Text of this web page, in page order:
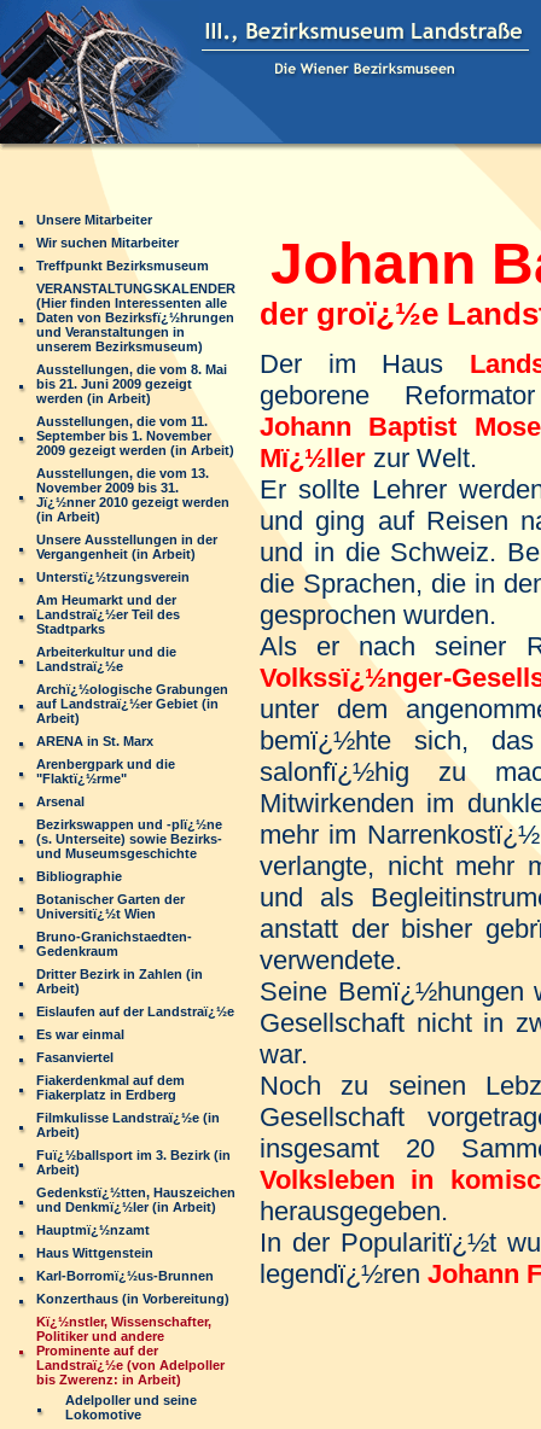
Unsere Mitarbeiter
Wir suchen Mitarbeiter
Treffpunkt Bezirksmuseum
VERANSTALTUNGSKALENDER
(Hier finden Interessenten alle
Daten von Bezirksfï¿½hrungen
und Veranstaltungen in
unserem Bezirksmuseum)
Ausstellungen, die vom 8. Mai
bis 21. Juni 2009 gezeigt
werden (in Arbeit)
Ausstellungen, die vom 11.
September bis 1. November
2009 gezeigt werden (in Arbeit)
Ausstellungen, die vom 13.
November 2009 bis 31.
Jï¿½nner 2010 gezeigt werden
(in Arbeit)
Unsere Ausstellungen in der
Vergangenheit (in Arbeit)
Unterstï¿½tzungsverein
Am Heumarkt und der
Landstraï¿½er Teil des
Stadtparks
Arbeiterkultur und die
Landstraï¿½e
Archï¿½ologische Grabungen
auf Landstraï¿½er Gebiet (in
Arbeit)
ARENA in St. Marx
Arenbergpark und die
"Flaktï¿½rme"
Arsenal
Bezirkswappen und -plï¿½ne
(s. Unterseite) sowie Bezirks-
und Museumsgeschichte
Bibliographie
Botanischer Garten der
Universitï¿½t Wien
Bruno-Granichstaedten-
Gedenkraum
Dritter Bezirk in Zahlen (in
Arbeit)
Eislaufen auf der Landstraï¿½e
Es war einmal
Fasanviertel
Fiakerdenkmal auf dem
Fiakerplatz in Erdberg
Filmkulisse Landstraï¿½e (in
Arbeit)
Fuï¿½ballsport im 3. Bezirk (in
Arbeit)
Gedenkstï¿½tten, Hauszeichen
und Denkmï¿½ler (in Arbeit)
Hauptmï¿½nzamt
Haus Wittgenstein
Karl-Borromï¿½us-Brunnen
Konzerthaus (in Vorbereitung)
Kï¿½nstler, Wissenschafter,
Politiker und andere
Prominente auf der
Landstraï¿½e (von Adelpoller
bis Zwerenz: in Arbeit)
Adelpoller und seine
Lokomotive
Johann
der groï¿½e
Der im Haus
geborene
Johann Baptist
Mï¿½ller zur Welt.
Er sollte Lehrer
und ging auf Reisen
und in die Schweiz.
die Sprachen, die in
gesprochen wurden.
Als er nach seiner
Volkssï¿½nger-
unter dem
bemï¿½hte sich, das
salonfï¿½hig zu
Mitwirkenden im
mehr im
verlangte, nicht mehr
und als
anstatt der bisher
verwendete.
Seine Bemï¿½hungen
Gesellschaft nicht in
war.
Noch zu seinen
Gesellschaft
insgesamt 20
Volksleben in
herausgegeben.
In der Popularitï¿½t
legendï¿½ren Johann